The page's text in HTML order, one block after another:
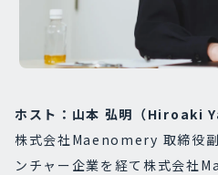
ホスト：山本 弘明（Hiroaki
株式会社Maenomery 取締役
ンチャー企業を経て株式会社